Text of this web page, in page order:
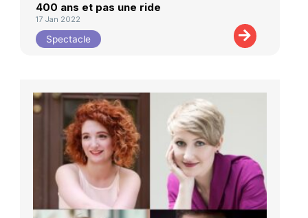
400 ans et pas une ride
17 Jan 2022
Spectacle